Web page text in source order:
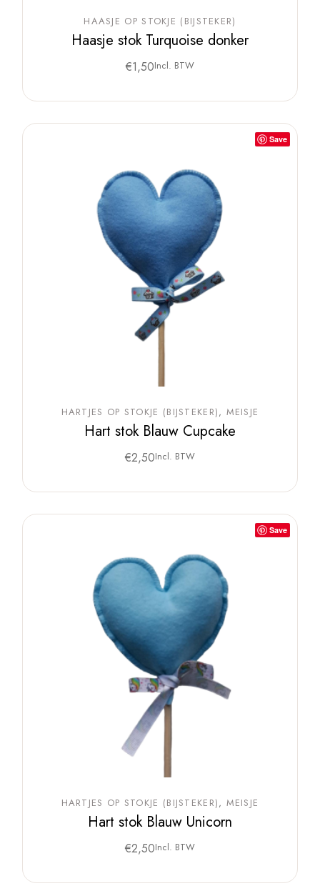
HAASJE OP STOKJE (BIJSTEKER)
Haasje stok Turquoise donker
€1,50Incl. BTW
Save
HARTJES OP STOKJE (BIJSTEKER) MEISJE
Hart stok Blauw Cupcake
€2,50Incl. BTW
Save
HARTJES OP STOKJE (BIJSTEKER) MEISJE
Hart stok Blauw Unicorn
€2,50Incl. BTW